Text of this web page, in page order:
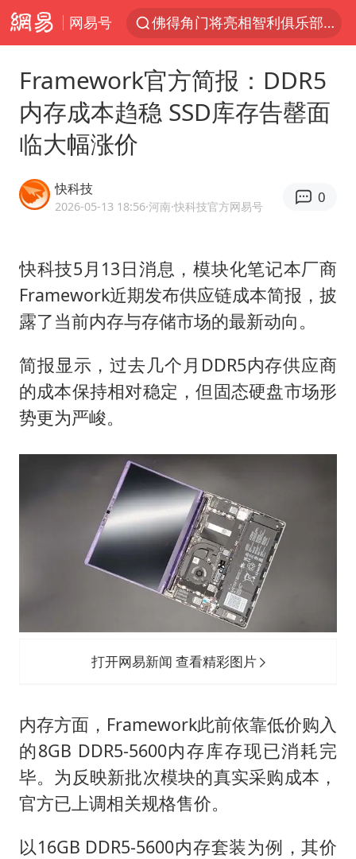
网易号
佛得角门将亮相智利俱乐部主场
多地要求领导干部带头休假
U17国足1分钟轰2球
哪吒汽车南宁工厂设备降价20%拍卖
法国下周开始禁止未经同意的电话营销
泰国一女公务员妆容引争议 本人回应
女子利用漏洞0元薅走3000多件家电
24小时不关空调 电费会更低吗
Framework官方简报：DDR5
内存成本趋稳 SSD库存告罄面
临大幅涨价
快科技
2026-05-13 18:56·河南·快科技官方网易号
0
快科技5月13日消息，模块化笔记本厂商
Framework近期发布供应链成本简报，披
露了当前内存与存储市场的最新动向。
简报显示，过去几个月DDR5内存供应商
的成本保持相对稳定，但固态硬盘市场形
势更为严峻。
打开网易新闻 查看精彩图片
内存方面，Framework此前依靠低价购入
的8GB DDR5-5600内存库存现已消耗完
毕。为反映新批次模块的真实采购成本，
官方已上调相关规格售价。
以16GB DDR5-5600内存套装为例，其价